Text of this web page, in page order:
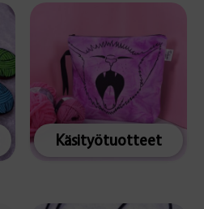
Käsityötuotteet